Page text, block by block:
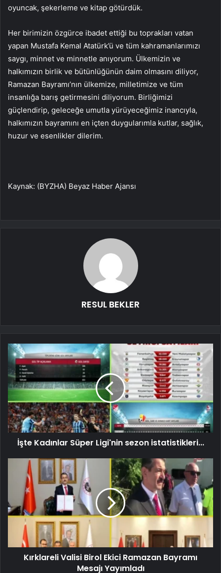
oyuncak, şekerleme ve kitap götürdük.
Her birimizin özgürce ibadet ettiği bu toprakları vatan
yapan Mustafa Kemal Atatürk’ü ve tüm kahramanlarımızı
saygı, minnet ve minnetle anıyorum. Ülkemizin ve
halkımızın birlik ve bütünlüğünün daim olmasını diliyor,
Ramazan Bayramı’nın ülkemize, milletimize ve tüm
insanlığa barış getirmesini diliyorum. Birliğimizi
güçlendirip, geleceğe umutla yürüyeceğimiz inancıyla,
halkımızın bayramını en içten duygularımla kutlar, sağlık,
huzur ve esenlikler dilerim.
Kaynak: (BYZHA) Beyaz Haber Ajansı
RESUL BEKLER
İşte Kadınlar Süper Ligi'nin sezon istatistikleri...
Kırklareli Valisi Birol Ekici Ramazan Bayramı
Mesajı Yayımladı